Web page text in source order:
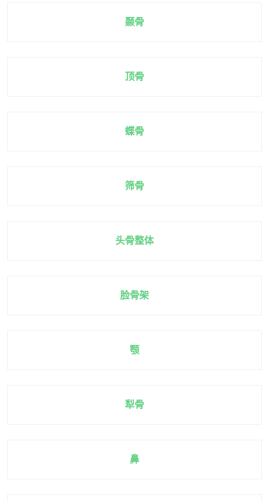
颞骨
顶骨
蝶骨
筛骨
头骨整体
脸骨架
颚
犁骨
鼻